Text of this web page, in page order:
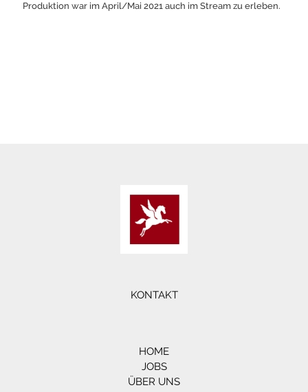
Produktion war im April/Mai 2021 auch im Stream zu erleben.
KONTAKT
HOME
JOBS
ÜBER UNS